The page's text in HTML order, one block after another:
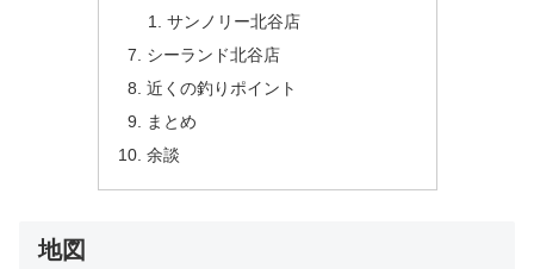
サンノリー北谷店
シーランド北谷店
近くの釣りポイント
まとめ
余談
地図